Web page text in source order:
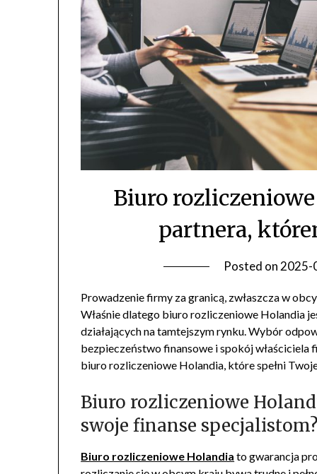
Biuro
partnera,
Posted on 2025-
Prowadzenie firmy za granicą, zwłaszcza w
Właśnie dlatego biuro rozliczeniowe Holandia
działających na tamtejszym rynku. Wybór
bezpieczeństwo finansowe i spokój właściciela
biuro rozliczeniowe Holandia, które spełni
Biuro rozliczeniowe
swoje finanse specjalistom?
Biuro rozliczeniowe Holandia to gwarancja